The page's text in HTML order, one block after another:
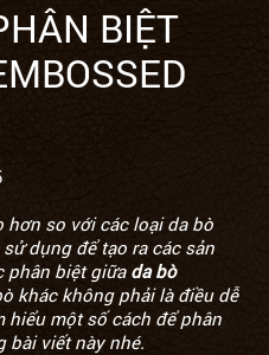
BIỆT
so với các loại da bò
dụng để tạo ra các sản
phân biệt giữa da bò
khác không phải là điều dễ
hiểu một số cách để phân
bài viết này nhé.